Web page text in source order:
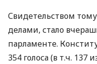
Свидетельством
делами, стало
парламенте.
354 голоса (в т.ч. 137